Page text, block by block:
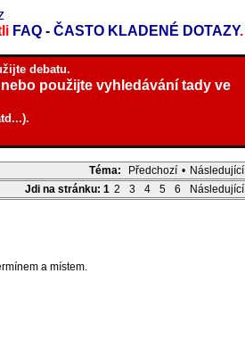
FAQ - ČASTO KLADENÉ DOTAZY.
debatu.
použijte vyhledávání tady ve
Téma:
Předchozí • Následující
Jdi na stránku: 1 2 3 4 5 6 Následující
a místem.